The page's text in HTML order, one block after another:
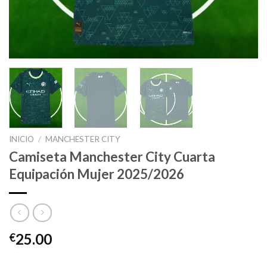
INICIO / MANCHESTER CITY
Camiseta Manchester City Cuarta
Equipación Mujer 2025/2026
€25.00